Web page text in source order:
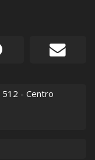
512 - Centro